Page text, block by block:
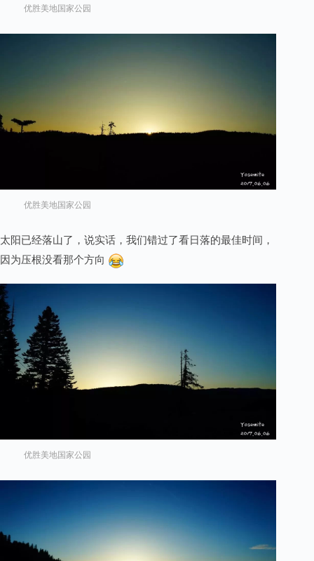
优胜美地国家公园
优胜美地国家公园
太阳已经落山了，说实话，我们错过了看日落的最佳时间，
因为压根没看那个方向
优胜美地国家公园